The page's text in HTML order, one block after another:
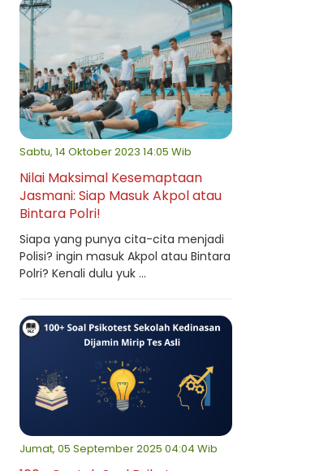
Sabtu, 14 Oktober 2023 14:05 Wib
Nilai Maksimal Kesemaptaan
Jasmani: Siap Masuk Akpol atau
Bintara Polri!
Siapa yang punya cita-cita menjadi
Polisi? ingin masuk Akpol atau Bintara
Polri? Kenali dulu yuk ...
Jumat, 05 September 2025 04:04 Wib